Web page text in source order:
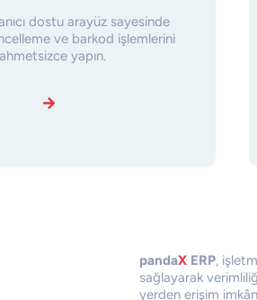
dostu arayüz sayesinde
ve barkod işlemlerini
yapın.
pandaX ERP,
sağlayarak
yerden erişim